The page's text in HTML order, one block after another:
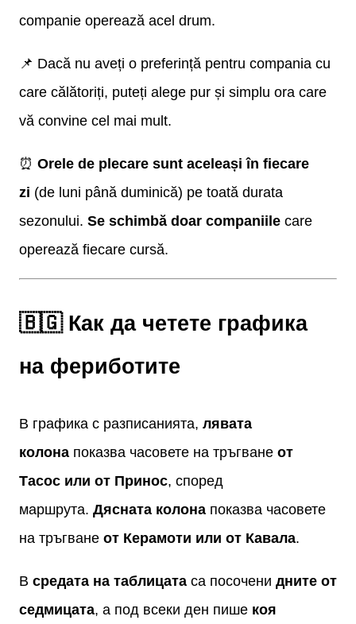
companie operează acel drum.
📌 Dacă nu aveți o preferință pentru compania cu
care călătoriți, puteți alege pur și simplu ora care
vă convine cel mai mult.
⏰ Orele de plecare sunt aceleași în fiecare
zi (de luni până duminică) pe toată durata
sezonului. Se schimbă doar companiile care
operează fiecare cursă.
🇧🇬 Как да четете графика
на фериботите
В графика с разписанията, лявата
колона показва часовете на тръгване от
Тасос или от Принос, според
маршрута. Дясната колона показва часовете
на тръгване от Керамоти или от Кавала.
В средата на таблицата са посочени дните от
седмицата, а под всеки ден пише коя